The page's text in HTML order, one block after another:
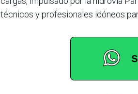
técnicos y profesionales idóneos